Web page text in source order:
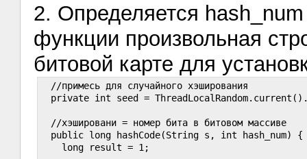
2. Определяется
функции произвольная
битовой карте для
  //примесь для случайного хэширования
private int seed =
  //хэшировани = номер бита в битовом массиве
  public long hashCode(String s, int hash_num) {
    long result = 1;